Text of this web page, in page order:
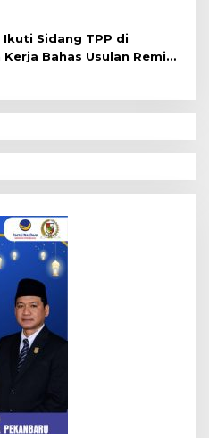
Ikuti Sidang TPP di
Bahas Usulan Remisi